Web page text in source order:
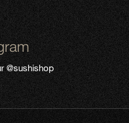
@sushishop